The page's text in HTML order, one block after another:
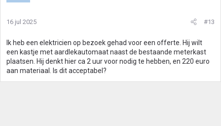
16 jul 2025 #13
Ik heb een elektricien op bezoek gehad voor een offerte. Hij wilt
een kastje met aardlekautomaat naast de bestaande meterkast
plaatsen. Hij denkt hier ca 2 uur voor nodig te hebben, en 220 euro
aan materiaal. Is dit acceptabel?